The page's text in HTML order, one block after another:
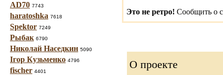
AD70 7743
haratoshka 7618
Spektor 7249
Рыбак 6790
Николай Наседкин 5090
Ігор Кузьменко 4796
fischer 4401
Это не ретро! Сообщить о
О проекте